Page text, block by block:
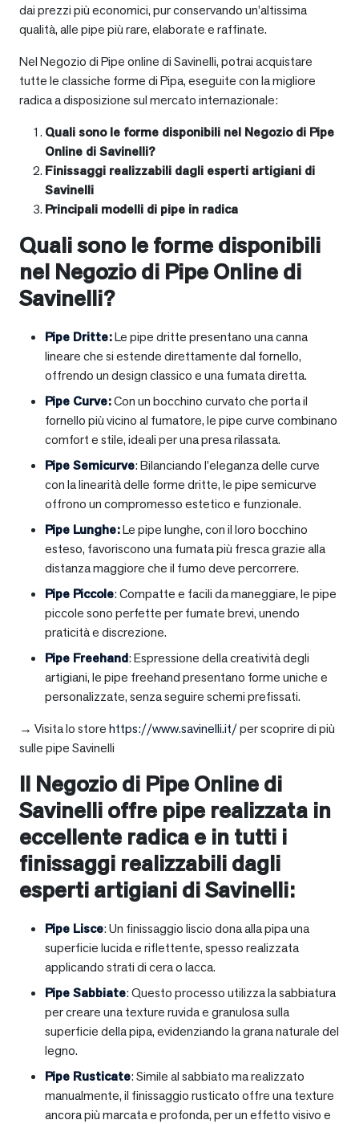
dai prezzi più economici, pur conservando un’altissima
qualità, alle pipe più rare, elaborate e raffinate.
Nel Negozio di Pipe online di Savinelli, potrai acquistare
tutte le classiche forme di Pipa, eseguite con la migliore
radica a disposizione sul mercato internazionale:
Quali sono le forme disponibili nel Negozio di Pipe
Online di Savinelli?
Finissaggi realizzabili dagli esperti artigiani di
Savinelli
Principali modelli di pipe in radica
Quali sono le forme disponibili
nel Negozio di Pipe Online di
Savinelli?
Pipe Dritte:Le pipe dritte presentano una canna
lineare che si estende direttamente dal fornello,
offrendo un design classico e una fumata diretta.
Pipe Curve:Con un bocchino curvato che porta il
fornello più vicino al fumatore, le pipe curve combinano
comfort e stile, ideali per una presa rilassata.
Pipe Semicurve: Bilanciando l’eleganza delle curve
con la linearità delle forme dritte, le pipe semicurve
offrono un compromesso estetico e funzionale.
Pipe Lunghe:Le pipe lunghe, con il loro bocchino
esteso, favoriscono una fumata più fresca grazie alla
distanza maggiore che il fumo deve percorrere.
Pipe Piccole: Compatte e facili da maneggiare, le pipe
piccole sono perfette per fumate brevi, unendo
praticità e discrezione.
Pipe Freehand: Espressione della creatività degli
artigiani, le pipe freehand presentano forme uniche e
personalizzate, senza seguire schemi prefissati.
→ Visita lo storehttps://www.savinelli.it/per scoprire di più
sulle pipe Savinelli
Il Negozio di Pipe Online di
Savinelli offre pipe realizzata in
eccellente radica e in tutti i
finissaggi realizzabili dagli
esperti artigiani di Savinelli:
Pipe Lisce: Un finissaggio liscio dona alla pipa una
superficie lucida e riflettente, spesso realizzata
applicando strati di cera o lacca.
Pipe Sabbiate: Questo processo utilizza la sabbiatura
per creare una texture ruvida e granulosa sulla
superficie della pipa, evidenziando la grana naturale del
legno.
Pipe Rusticate: Simile al sabbiato ma realizzato
manualmente, il finissaggio rusticato offre una texture
ancora più marcata e profonda, per un effetto visivo e